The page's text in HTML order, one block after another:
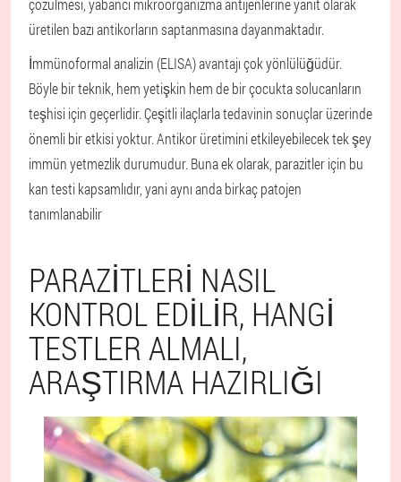
çözülmesi, yabancı mikroorganizma antijenlerine yanıt olarak
üretilen bazı antikorların saptanmasına dayanmaktadır.
İmmünoformal analizin (ELISA) avantajı çok yönlülüğüdür.
Böyle bir teknik, hem yetişkin hem de bir çocukta solucanların
teşhisi için geçerlidir. Çeşitli ilaçlarla tedavinin sonuçlar üzerinde
önemli bir etkisi yoktur. Antikor üretimini etkileyebilecek tek şey
immün yetmezlik durumudur. Buna ek olarak, parazitler için bu
kan testi kapsamlıdır, yani aynı anda birkaç patojen
tanımlanabilir
PARAZITLERI NASIL
KONTROL EDILIR, HANGI
TESTLER ALMALI,
ARAŞTIRMA HAZIRLIĞI